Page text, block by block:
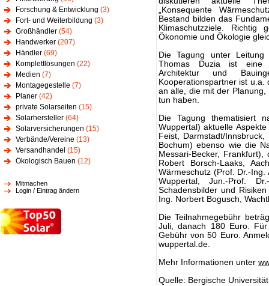
Forschung & Entwicklung (3)
Fort- und Weiterbildung (3)
Großhändler (54)
Handwerker (207)
Händler (69)
Komplettlösungen (22)
Medien (7)
Montagegestelle (7)
Planer (42)
private Solarseiten (15)
Solarhersteller (64)
Solarversicherungen (15)
Verbände/Vereine (13)
Versandhandel (15)
Ökologisch Bauen (12)
Mitmachen
Login / Eintrag ändern
„Konsequente
Bestand bilden das
Klimaschutzziele. Richtig
Ökonomie und Ökologie
Die Tagung unter
Thomas Duzia ist eine
Architektur und
Kooperationspartner ist u.a.
an alle, die mit der
tun haben.
Die Tagung thematisiert
Wuppertal) aktuelle
Feist, Darmstadt/
Bochum) ebenso wie die
Messari-Becker,
Robert Borsch-Laaks,
Wärmeschutz (Prof. Dr.-
Wuppertal, Jun.-Prof.
Schadensbilder und
Ing. Norbert Bogusch,
Die Teilnahmegebühr
Juli, danach 180 Euro.
Gebühr von 50 Euro.
wuppertal.de.
Mehr Informationen unter
Quelle: Bergische